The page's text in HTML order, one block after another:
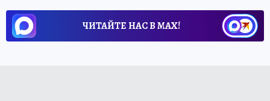
ЧИТАЙТЕ НАС В МАХ!